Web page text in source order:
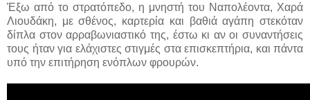
Έξω από το στρατόπεδο, η μνηστή του Ναπολέοντα, Χαρά
Λιουδάκη, με σθένος, καρτερία και βαθιά αγάπη στεκόταν
δίπλα στον αρραβωνιαστικό της, έστω κι αν οι συναντήσεις
τους ήταν για ελάχιστες στιγμές στα επισκεπτήρια, και πάντα
υπό την επιτήρηση ενόπλων φρουρών.